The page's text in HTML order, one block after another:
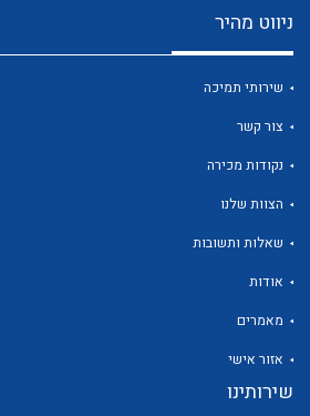
ניווט מהיר
שירותי תמיכה
צור קשר
נקודות מכירה
הצוות שלנו
שאלות ותשובות
אודות
מאמרים
אזור אישי
שירותינו